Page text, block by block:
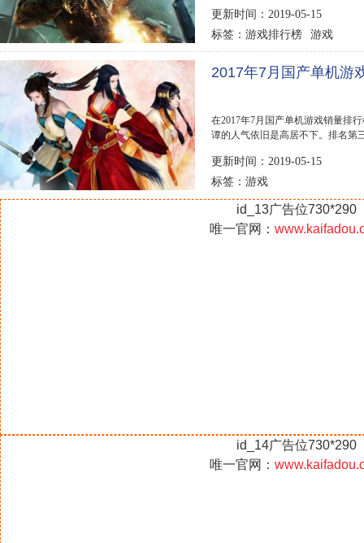
更新时间：2019-05-15
标签： 游戏排行榜 游戏
2017年7月国产单机游
在2017年7月国产单机游戏销量排
谭的人气依旧是高居不下。排名第
更新时间：2019-05-15
标签： 游戏
id_13广告位730*290
唯一官网：
id_14广告位730*290
唯一官网：